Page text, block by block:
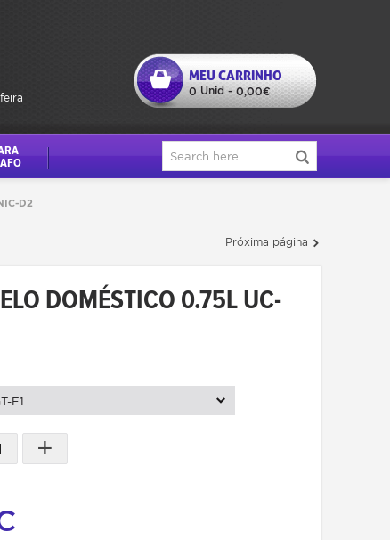
MEU CARRINHO
0 Unid - 0,00€
D2
Próxima página
DOMÉSTICO 0.75L UC-
F1
+